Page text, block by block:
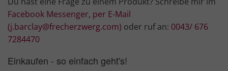
Facebook Messenger, per E-Mail
(j.barclay@frecherzwerg.com) oder ruf an: 0043/ 676
7284470
Einkaufen - so einfach geht's!